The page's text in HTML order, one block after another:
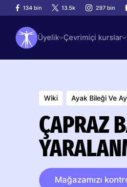
134 bin 13.5k 297 bin
Üyelik Çevrimiçi kurslar
Wiki Ayak Bileği Ve
ÇAPRAZ
Mağazamızı